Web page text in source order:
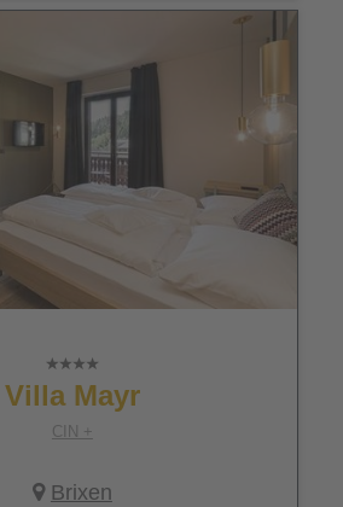
Villa Mayr
CIN +
Brixen